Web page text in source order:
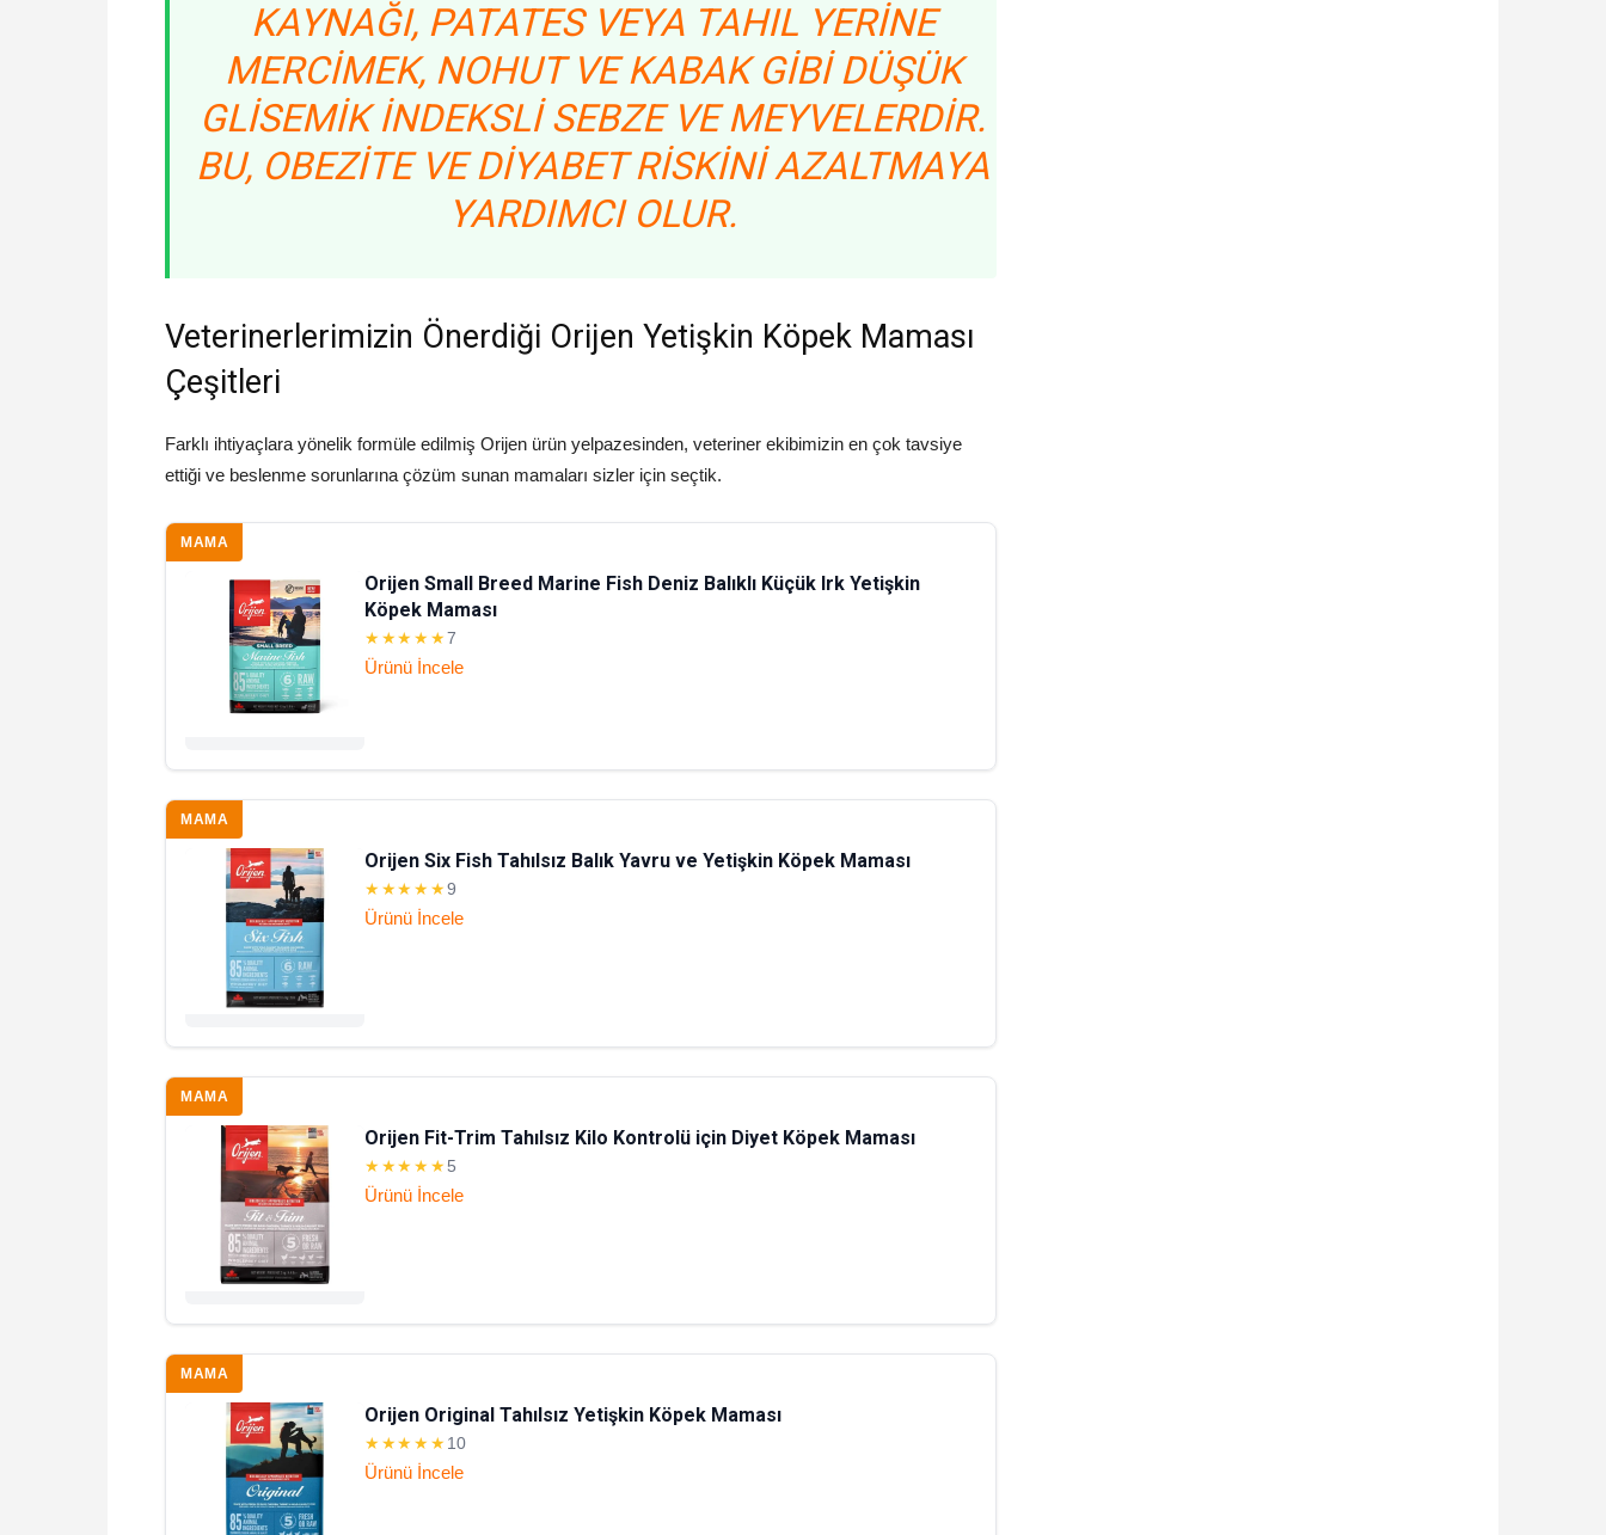
KAYNAĞI, PATATES VEYA TAHIL YERINE
MERCIMEK, NOHUT VE KABAK GIBI DÜŞÜK
GLISEMIK INDEKSLI SEBZE VE MEYVELERDIR.
BU, OBEZITE VE DIYABET RISKINI AZALTMAYA
YARDIMCI OLUR.
Veterinerlerimizin Önerdiği Orijen Yetişkin Köpek Maması
Çeşitleri
Farklı ihtiyaçlara yönelik formüle edilmiş Orijen ürün yelpazesinden, veteriner ekibimizin en çok tavsiye
ettiği ve beslenme sorunlarına çözüm sunan mamaları sizler için seçtik.
MAMA
Orijen Small Breed Marine Fish Deniz Balıklı Küçük Irk Yetişkin
Köpek Maması
★★★★★7
Ürünü İncele
MAMA
Orijen Six Fish Tahılsız Balık Yavru ve Yetişkin Köpek Maması
★★★★★9
Ürünü İncele
MAMA
Orijen Fit-Trim Tahılsız Kilo Kontrolü için Diyet Köpek Maması
★★★★★5
Ürünü İncele
MAMA
Orijen Original Tahılsız Yetişkin Köpek Maması
★★★★★10
Ürünü İncele